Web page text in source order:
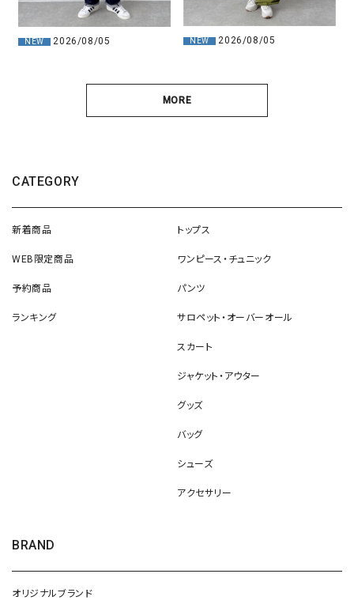
NEW 2026/08/05 NEW 2026/08/05
MORE
CATEGORY
新着商品
WEB限定商品
予約商品
ランキング
トップス
ワンピース・チュニック
パンツ
サロペット・オーバーオール
スカート
ジャケット・アウター
グッズ
バッグ
シューズ
アクセサリー
BRAND
オリジナルブランド